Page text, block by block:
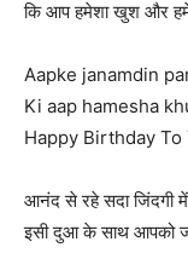
कि आप हमेशा खुश और
Aapke janamdin
Ki aap hamesha
Happy Birthday To
आनंद से रहे सदा जिंदगी
इसी दुआ के साथ आपको